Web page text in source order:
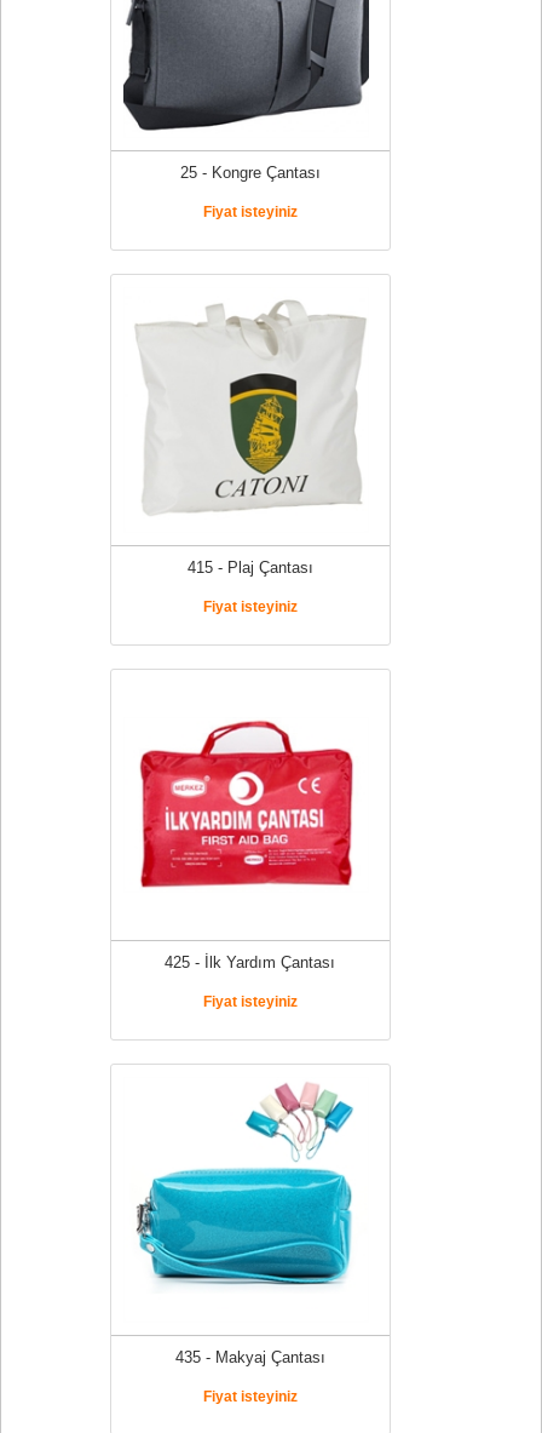
25 - Kongre Çantası
Fiyat isteyiniz
415 - Plaj Çantası
Fiyat isteyiniz
425 - İlk Yardım Çantası
Fiyat isteyiniz
435 - Makyaj Çantası
Fiyat isteyiniz